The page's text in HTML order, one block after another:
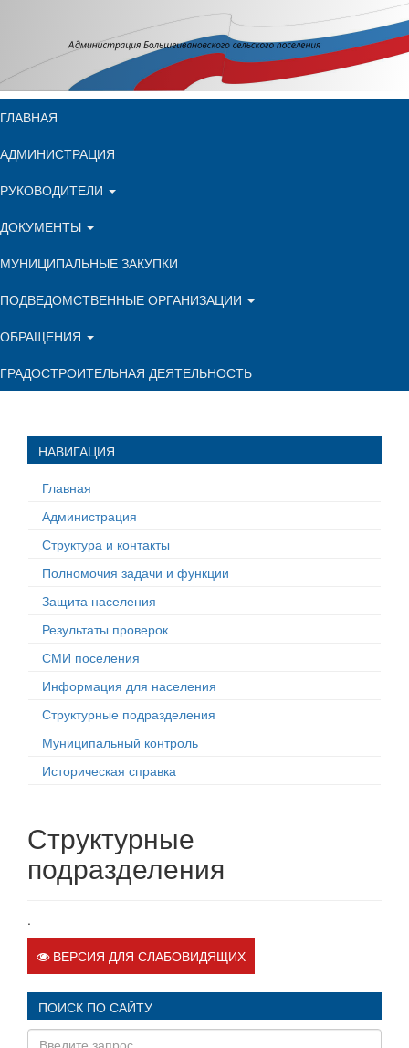
ГЛАВНАЯ
АДМИНИСТРАЦИЯ
РУКОВОДИТЕЛИ
ДОКУМЕНТЫ
МУНИЦИПАЛЬНЫЕ ЗАКУПКИ
ПОДВЕДОМСТВЕННЫЕ ОРГАНИЗАЦИИ
ОБРАЩЕНИЯ
ГРАДОСТРОИТЕЛЬНАЯ ДЕЯТЕЛЬНОСТЬ
НАВИГАЦИЯ
Главная
Администрация
Структура и контакты
Полномочия задачи и функции
Защита населения
Результаты проверок
СМИ поселения
Информация для населения
Структурные подразделения
Муниципальный контроль
Историческая справка
Структурные
подразделения
.
ВЕРСИЯ ДЛЯ СЛАБОВИДЯЩИХ
ПОИСК ПО САЙТУ